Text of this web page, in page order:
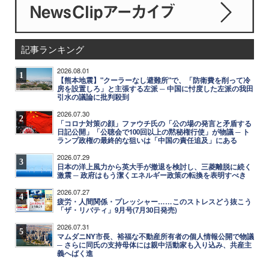
記事ランキング
1 2026.08.01
【熊本地震】"クーラーなし避難所"で、「防衛費を削って冷
房を設置しろ」と主張する左派 ─ 中国に忖度した左派の我田
引水の議論に批判殺到
2 2026.07.30
「コロナ対策の顔」ファウチ氏の「公の場の発言と矛盾する
日記公開」「公聴会で100回以上の黙秘権行使」が物議 ─ ト
ランプ政権の最終的な狙いは「中国の責任追及」にある
3 2026.07.29
日本の洋上風力から英大手が撤退を検討し、三菱離脱に続く
激震 ─ 政府はもう潔くエネルギー政策の転換を表明すべき
4 2026.07.27
疲労・人間関係・プレッシャー……このストレスどう抜こう
「ザ・リバティ」9月号(7月30日発売)
5 2026.07.31
マムダニNY市長、裕福な不動産所有者の個人情報公開で物議
─ さらに同氏の支持母体には親中活動家も入り込み、共産主
義へばく進